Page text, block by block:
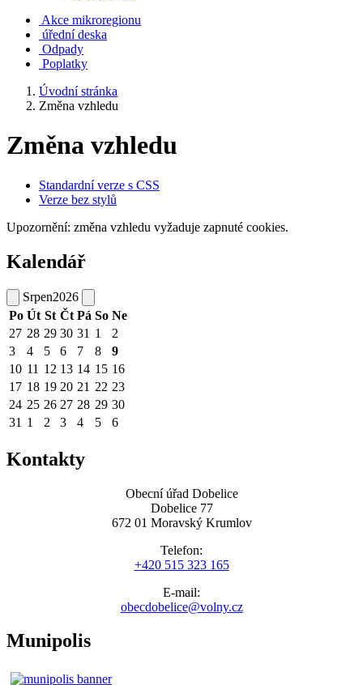
Akce mikroregionu
úřední deska
Odpady
Poplatky
Úvodní stránka
Změna vzhledu
Změna vzhledu
Standardní verze s CSS
Verze bez stylů
Upozornění: změna vzhledu vyžaduje zapnuté cookies.
Kalendář
Srpen2026
Po Út St Čt Pá So Ne
27 28 29 30 31 1
2
3
4 5 6 7 8
9
10 11 12 13 14 15 16
17 18 19 20 21 22 23
24 25 26 27 28 29 30
31 1 2 3 4 5 6
Kontakty
Obecní úřad Dobelice
Dobelice 77
672 01 Moravský Krumlov
Telefon:
+420 515 323 165
E-mail:
obecdobelice@volny.cz
Munipolis